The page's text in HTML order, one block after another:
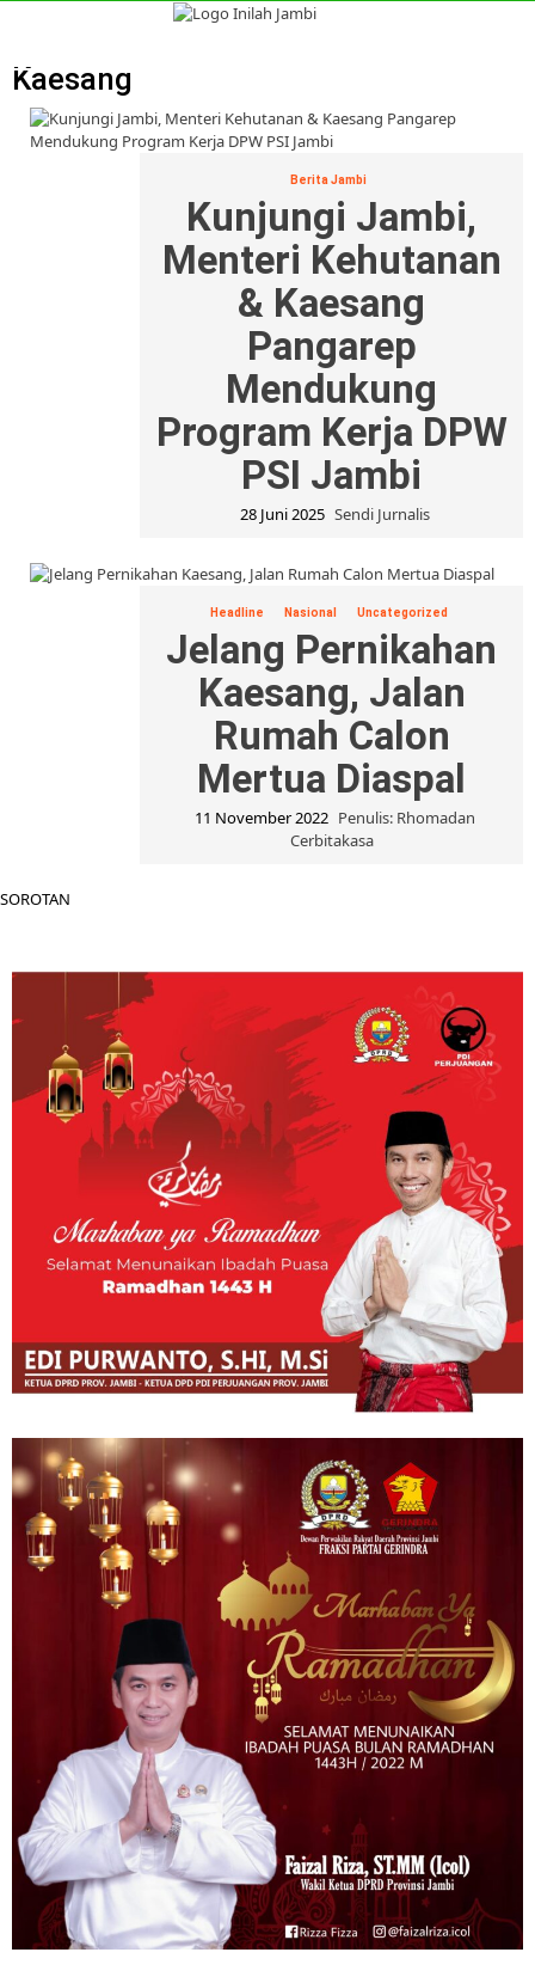
Kaesang
Berita Jambi
Kunjungi Jambi,
Menteri Kehutanan
& Kaesang
Pangarep
Mendukung
Program Kerja DPW
PSI Jambi
28 Juni 2025 Sendi Jurnalis
Headline Nasional Uncategorized
Jelang Pernikahan
Kaesang, Jalan
Rumah Calon
Mertua Diaspal
11 November 2022 Penulis: Rhomadan
Cerbitakasa
SOROTAN